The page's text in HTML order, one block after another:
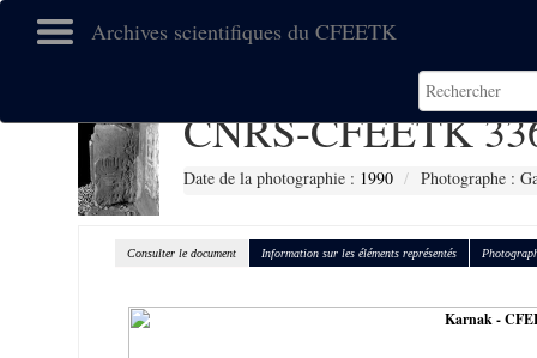
Archives scientifiques du CFEETK
CNRS-CFEETK
Date de la photographie : 1990 Photographe :
Consulter le document Information sur les éléments représentés